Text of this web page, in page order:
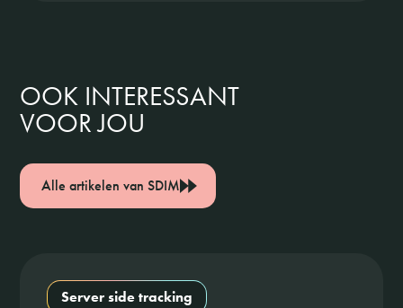
OOK INTERESSANT
VOOR JOU
Alle artikelen van SDIM
Server side tracking